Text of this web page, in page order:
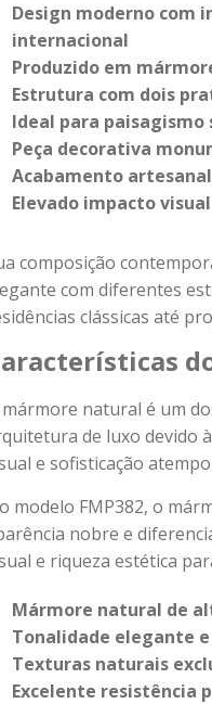
Design moderno com
internacional
Produzido em
Estrutura com dois
Ideal para paisagismo
Peça decorativa
Acabamento
Elevado impacto
composição
com diferentes
clássicas até
natural é um
de luxo devido
e sofisticação
modelo FMP382, o
nobre e
e riqueza estética
Mármore natural de
Tonalidade elegante
Texturas naturais
Excelente resistência